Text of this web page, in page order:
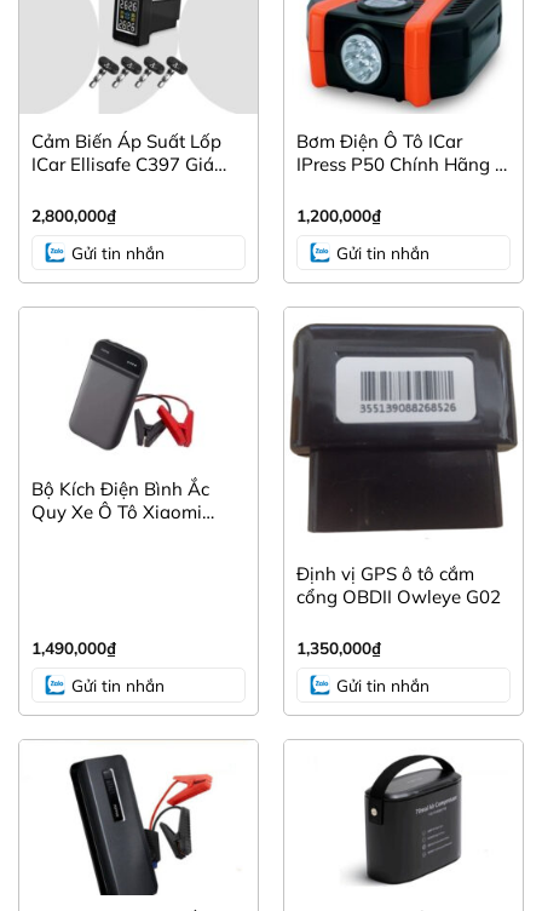
Thiết bị cảm biến đỗ xe này tương thích với các loại
màn hình sau:
Hầu hết các màn hình Android đều có thể kết nối Icar
Ellisen S46
Gotech- GT360, GT360 Plus, GT10 Pro, GT6 Mới,
Ownice – C900, C960, C970, C800, C600, C500,
ELLIVIEW: S3, S4, U4
Bravigo – Ultra Pro, 360 Ultimate, Air 2, Pro 2
Kovar – T1, T2, Thêm 360
Vietmap: Lenovo D1, D1 Pro
Ô Tô – G200, G200S, C5, C55, C8
Cảm Biến Áp Suất Lốp
ICar Ellisafe C397 Giá
2,800,000₫
Gửi tin nhắn
Bơm Điện Ô Tô ICar
IPress P50 Chính Hãng –
Thời
1,200,000₫
Gửi tin nhắn
Bộ Kích Điện Bình Ắc
Quy Xe Ô Tô Xiaomi
1,490,000₫
Gửi tin nhắn
Định vị GPS ô tô cắm
cổng OBDII Owleye G02
1,350,000₫
Gửi tin nhắn